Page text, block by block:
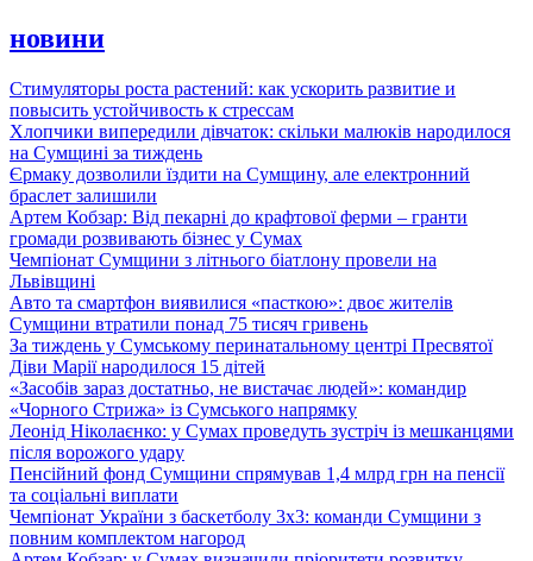
новини
Стимуляторы роста растений: как ускорить развитие и
повысить устойчивость к стрессам
Хлопчики випередили дівчаток: скільки малюків народилося
на Сумщині за тиждень
Єрмаку дозволили їздити на Сумщину, але електронний
браслет залишили
Артем Кобзар: Від пекарні до крафтової ферми – гранти
громади розвивають бізнес у Сумах
Чемпіонат Сумщини з літнього біатлону провели на
Львівщині
Авто та смартфон виявилися «пасткою»: двоє жителів
Сумщини втратили понад 75 тисяч гривень
За тиждень у Сумському перинатальному центрі Пресвятої
Діви Марії народилося 15 дітей
«Засобів зараз достатньо, не вистачає людей»: командир
«Чорного Стрижа» із Сумського напрямку
Леонід Ніколаєнко: у Сумах проведуть зустріч із мешканцями
після ворожого удару
Пенсійний фонд Сумщини спрямував 1,4 млрд грн на пенсії
та соціальні виплати
Чемпіонат України з баскетболу 3х3: команди Сумщини з
повним комплектом нагород